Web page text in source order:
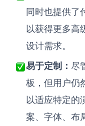
同时也提供了
以获得更多高
设计需求。
易于定制： 尽
板，但用户仍
以适应特定的
案、字体、布